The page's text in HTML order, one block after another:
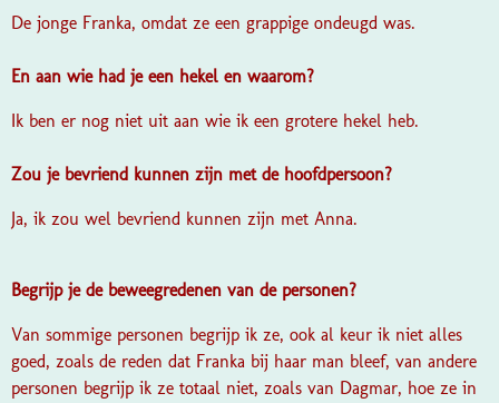
De jonge Franka, omdat ze een grappige ondeugd was.
En aan wie had je een hekel en waarom?
Ik ben er nog niet uit aan wie ik een grotere hekel heb.
Zou je bevriend kunnen zijn met de hoofdpersoon?
Ja, ik zou wel bevriend kunnen zijn met Anna.
Begrijp je de beweegredenen van de personen?
Van sommige personen begrijp ik ze, ook al keur ik niet alles
goed, zoals de reden dat Franka bij haar man bleef, van andere
personen begrijp ik ze totaal niet, zoals van Dagmar, hoe ze in